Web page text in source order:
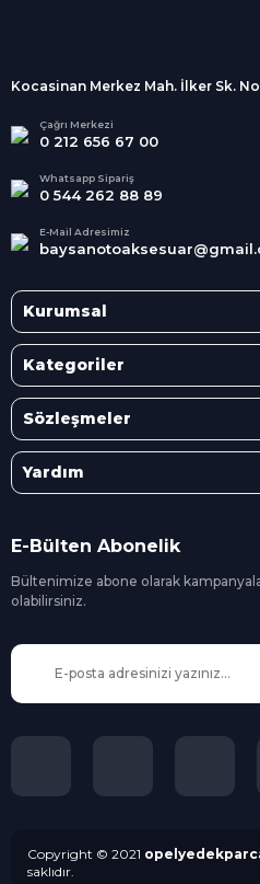
kargolanmaktadır.
Tüm Kredi Kartlarına taksit
seçenekleri
Kocasinan Merkez Mah. İlker Sk.
Çağrı Merkezi
0 212 656 67 00
Whatsapp Sipariş
0 544 262 88 89
E-Mail Adresimiz
Kurumsal
Kategoriler
Sözleşmeler
Yardım
E-Bülten Abonelik
Bültenimize abone olarak
olabilirsiniz.
Copyright © 2021
saklıdır.